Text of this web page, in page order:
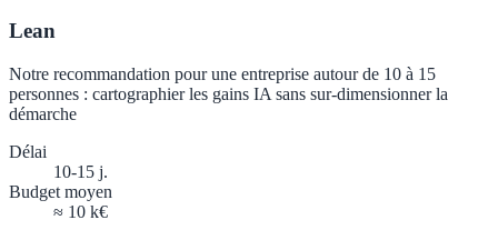
Lean
Notre recommandation pour une entreprise autour de 10 à 15
personnes : cartographier les gains IA sans sur-dimensionner la
démarche
Délai
10-15 j.
Budget moyen
≈ 10 k€